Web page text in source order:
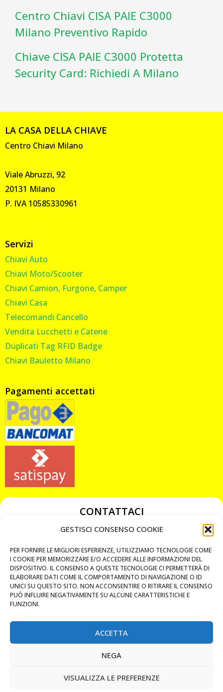
GESTISCI CONSENSO COOKIE
PER FORNIRE LE MIGLIORI ESPERIENZE, UTILIZZIAMO TECNOLOGIE COME
I COOKIE PER MEMORIZZARE E/O ACCEDERE ALLE INFORMAZIONI DEL
DISPOSITIVO. IL CONSENSO A QUESTE TECNOLOGIE CI PERMETTERÀ DI
ELABORARE DATI COME IL COMPORTAMENTO DI NAVIGAZIONE O ID
UNICI SU QUESTO SITO. NON ACCONSENTIRE O RITIRARE IL CONSENSO
PUÒ INFLUIRE NEGATIVAMENTE SU ALCUNE CARATTERISTICHE E
FUNZIONI.
ACCETTA
NEGA
VISUALIZZA LE PREFERENZE
Centro Chiavi CISA PAIE C3000
Milano Preventivo Rapido
Chiave CISA PAIE C3000 Protetta
Security Card: Richiedi A Milano
LA CASA DELLA CHIAVE
Centro Chiavi Milano
Viale Abruzzi, 92
20131 Milano
P. IVA 10585330961
Servizi
Chiavi Auto
Chiavi Moto/Scooter
Chiavi Camion, Furgone, Camper
Chiavi Casa
Telecomandi Cancello
Vendita Lucchetti e Catene
Duplicati Tag RFID Badge
Chiavi Bauletto Milano
Pagamenti accettati
CONTATTACI
349 3863811
chiavicodificate@gmail.com
Privacy Policy
Cookie Policy
MAPS
CHIAMA ORA